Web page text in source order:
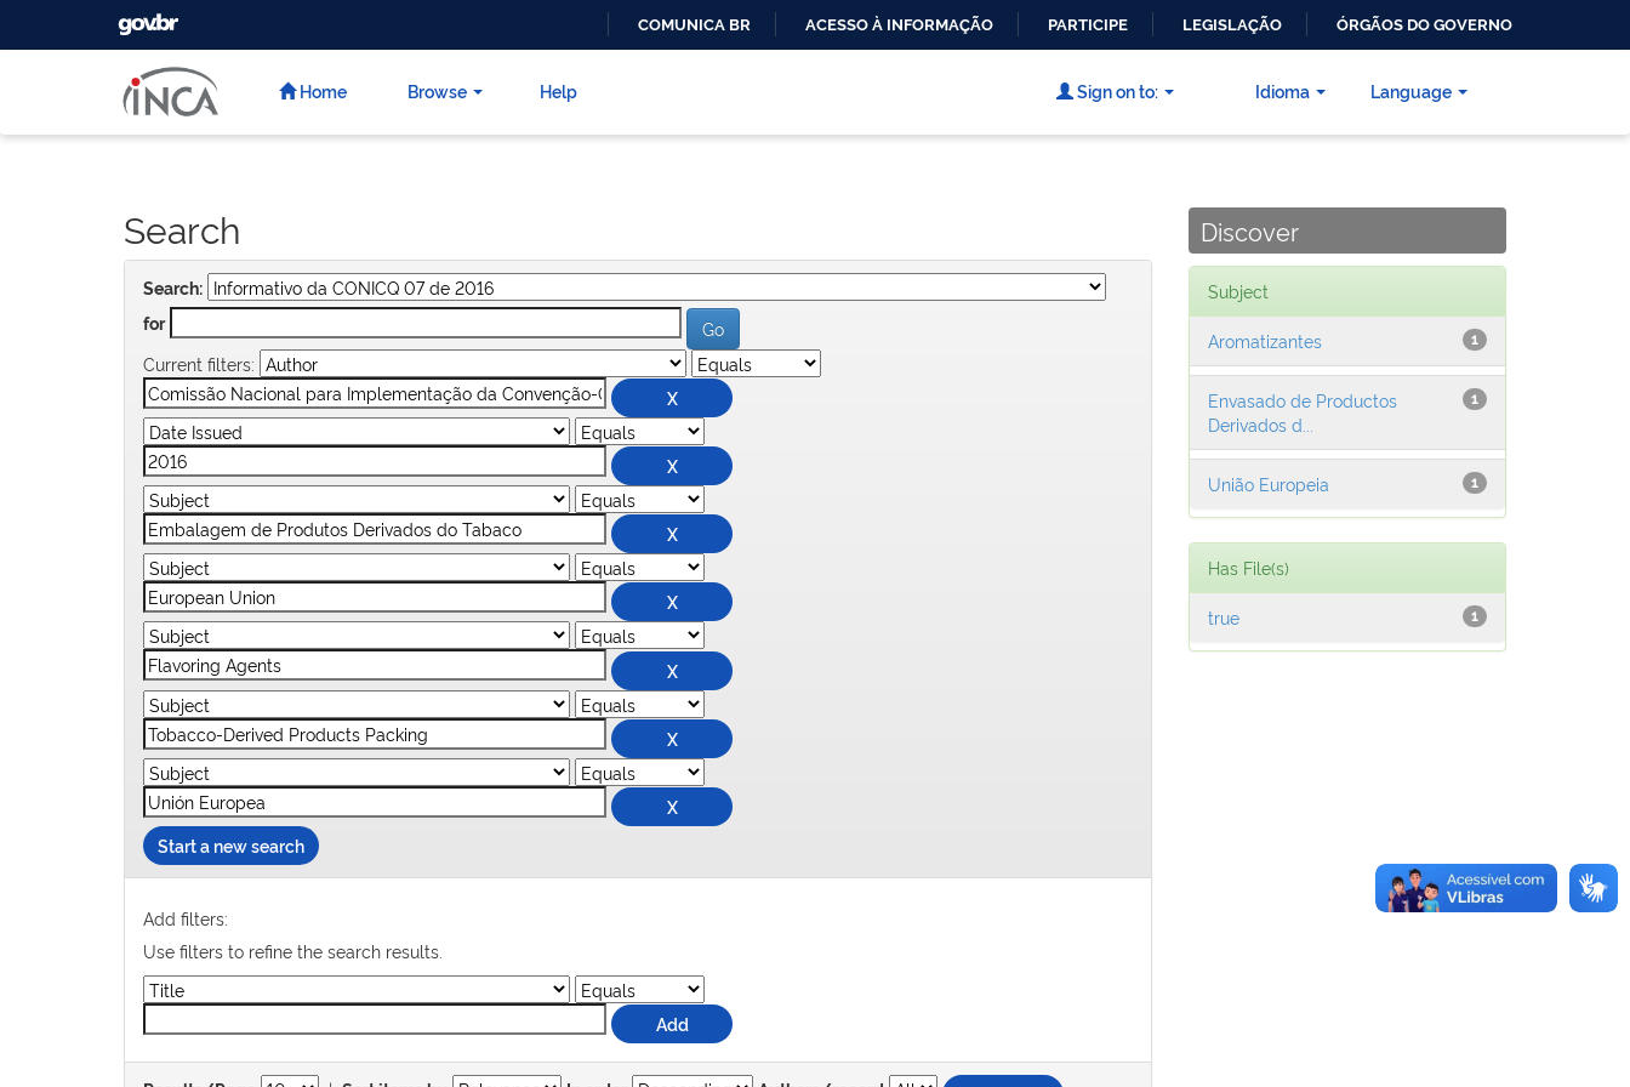
CONTEÚDO
GOVBR
COMUNICA BR ACESSO À INFORMAÇÃO PARTICIPE LEGISLAÇÃO ÓRGÃOS DO GOVERNO
Home Browse Help Language
Sign on to: Idioma
Search
Search:
for
Current filters:
Start a new search
Add filters:
Use filters to refine the search results.
Discover
Subject
1
Aromatizantes
1
Envasado de Productos
Derivados d...
1
União Europeia
Has File(s)
1
true